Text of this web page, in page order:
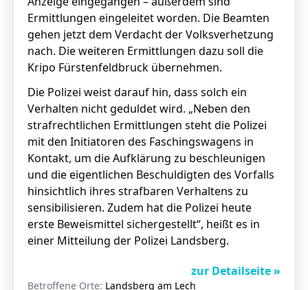
Ermittlungen eingeleitet worden. Die Beamten
gehen jetzt dem Verdacht der Volksverhetzung
nach. Die weiteren Ermittlungen dazu soll die
Kripo Fürstenfeldbruck übernehmen.
Die Polizei weist darauf hin, dass solch ein
Verhalten nicht geduldet wird. „Neben den
strafrechtlichen Ermittlungen steht die Polizei
mit den Initiatoren des Faschingswagens in
Kontakt, um die Aufklärung zu beschleunigen
und die eigentlichen Beschuldigten des Vorfalls
hinsichtlich ihres strafbaren Verhaltens zu
sensibilisieren. Zudem hat die Polizei heute
erste Beweismittel sichergestellt“, heißt es in
einer Mitteilung der Polizei Landsberg.
zur Detailseite »
Betroffene Orte: Landsberg am Lech